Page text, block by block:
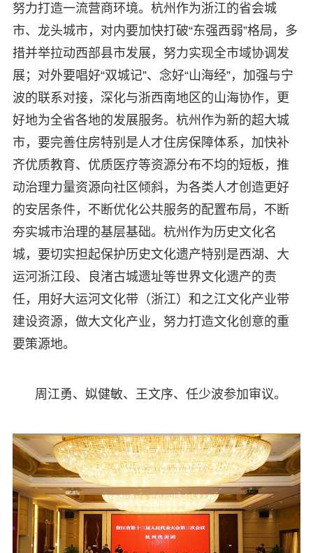
努力打造一流营商环境。杭州作为浙江的省会城
市、龙头城市，对内要加快打破“东强西弱”格局，多
措并举拉动西部县市发展，努力实现全市域协调发
展；对外要唱好“双城记”、念好“山海经”，加强与宁
波的联系对接，深化与浙西南地区的山海协作，更
好地为全省各地的发展服务。杭州作为新的超大城
市，要完善住房特别是人才住房保障体系，加快补
齐优质教育、优质医疗等资源分布不均的短板，推
动治理力量资源向社区倾斜，为各类人才创造更好
的安居条件，不断优化公共服务的配置布局，不断
夯实城市治理的基层基础。杭州作为历史文化名
城，要切实担起保护历史文化遗产特别是西湖、大
运河浙江段、良渚古城遗址等世界文化遗产的责
任，用好大运河文化带（浙江）和之江文化产业带
建设资源，做大文化产业，努力打造文化创意的重
要策源地。
周江勇、姒健敏、王文序、任少波参加审议。